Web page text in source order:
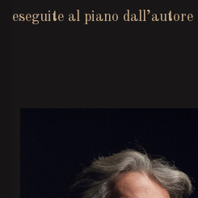
eseguite al piano dall’autore